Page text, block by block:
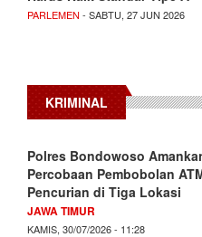
PARLEMEN - SABTU, 27 JUN 2026
KRIMINAL
Polres Bondowoso
Percobaan Pembobolan
Pencurian di Tiga Lokasi
JAWA TIMUR
KAMIS, 30/07/2026 - 11:28